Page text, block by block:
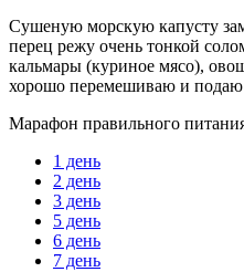
Сушеную морскую капусту
перец режу очень тонкой
кальмары (куриное мясо),
хорошо перемешиваю и
Марафон правильного
1 день
2 день
3 день
5 день
6 день
7 день